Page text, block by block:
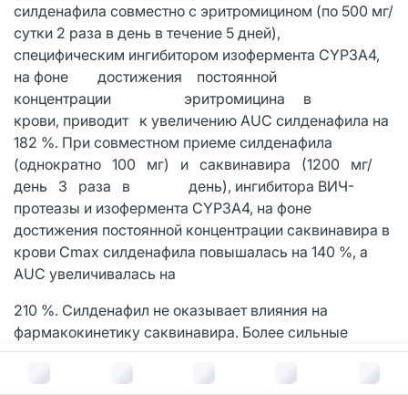
В корзину за
силденафила совместно с эритромицином (по 500 мг/
сутки 2 раза в день в течение 5 дней),
специфическим ингибитором изофермента CYP3A4,
на фоне достижения постоянной
концентрации эритромицина в
крови, приводит к увеличению AUC силденафила на
182 %. При совместном приеме силденафила
(однократно 100 мг) и саквинавира (1200 мг/
день 3 раза в день), ингибитора ВИЧ-
протеазы и изофермента CYP3A4, на фоне
достижения постоянной концентрации саквинавира в
крови Сmах силденафила повышалась на 140 %, a
AUC увеличивалась на
210 %. Силденафил не оказывает влияния на
фармакокинетику саквинавира. Более сильные
ингибиторы изофермента CYP3A4, такие как